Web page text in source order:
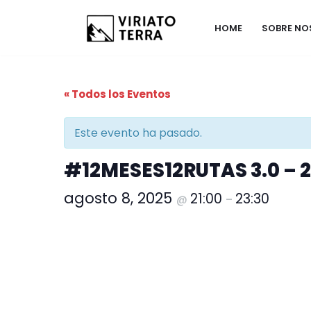
HOME SOBRE
« Todos los Eventos
Este evento ha pasado.
#12MESES12RUTAS 3.0
agosto 8, 2025 @ 21:00 – 23:30